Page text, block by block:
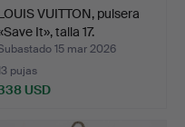
VUITTON, pulsera
It», talla 17.
15 mar 2026
pujas
USD